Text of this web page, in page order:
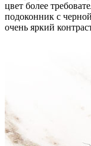
цвет более
подоконник с
очень яркий